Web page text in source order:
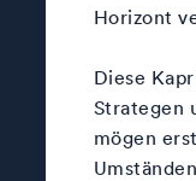
Horizont
Diese
Strategen
mögen